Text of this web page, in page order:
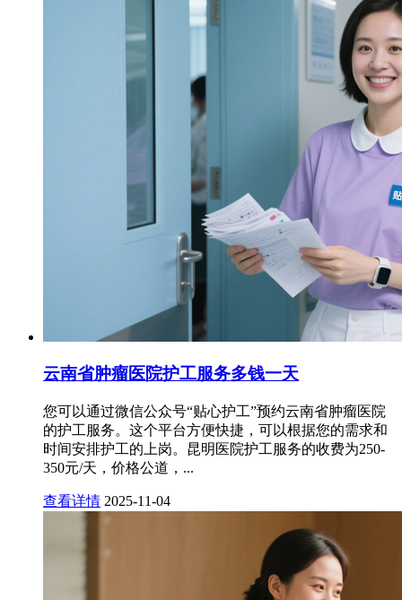
云南省肿瘤医院护工服务多钱一天
您可以通过微信公众号“贴心护工”预约云南省肿瘤医院
的护工服务。这个平台方便快捷，可以根据您的需求和
时间安排护工的上岗。昆明医院护工服务的收费为250-
350元/天，价格公道，...
查看详情 2025-11-04